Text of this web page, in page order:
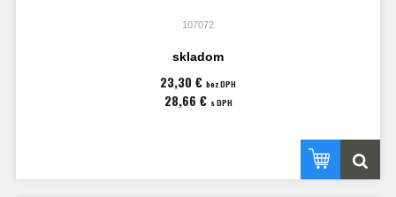
107072
skladom
23,30 € bez DPH
28,66 € s DPH